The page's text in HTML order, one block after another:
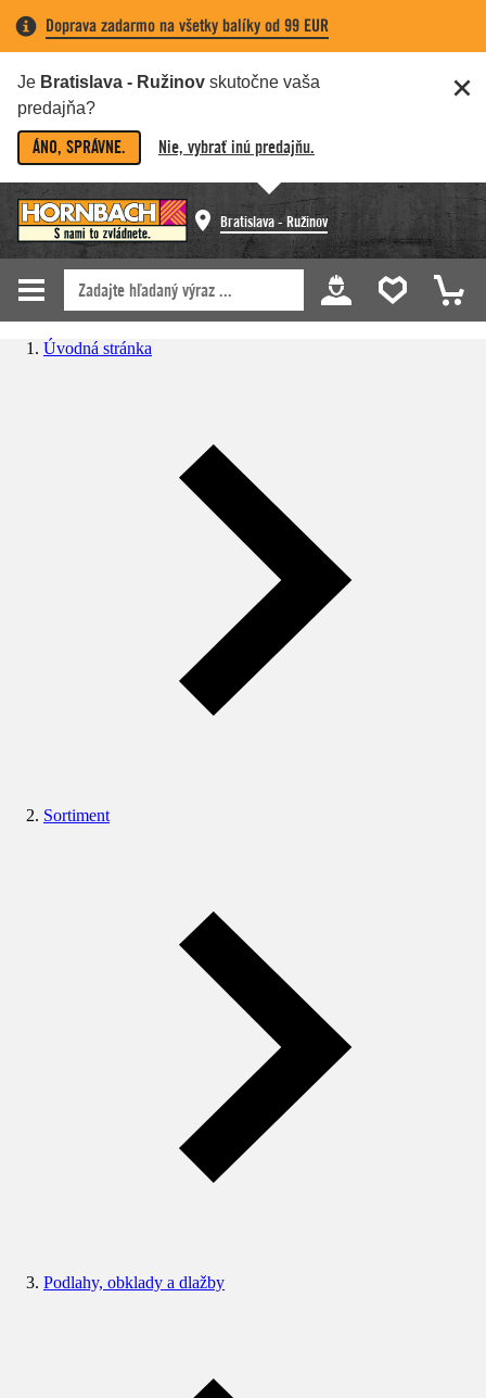
Doprava zadarmo na všetky balíky od 99 EUR
Je Bratislava - Ružinov skutočne vaša
predajňa?
ÁNO, SPRÁVNE. Nie, vybrať inú predajňu.
Bratislava - Ružinov
Úvodná stránka
Sortiment
Podlahy, obklady a dlažby